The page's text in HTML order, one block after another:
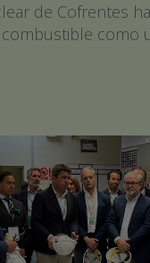
de Cofrentes
combustible como